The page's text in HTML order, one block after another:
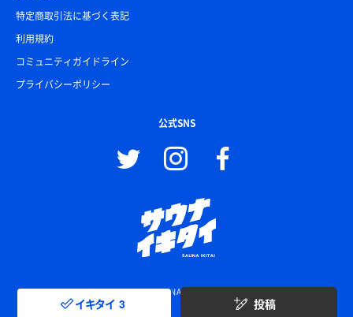
イキタイ 3 投稿
特定商取引法に基づく表記
利用規約
コミュニティガイドライン
プライバシーポリシー
公式SNS
© SAUNA IKITAI